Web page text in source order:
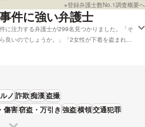
※登録弁護士数No.1調査概要へ
件に強い弁護士
に注力する弁護士が299名見つかりました。「そ
良いのでしょうか。」「2女性が下着を盗まれた
?」といった問題を抱えております。弁護士
区の弁護士や弁護士費用面を考慮して法テラス
方はリサーチしたけれど、千代田区周辺の法律事
ズにも応じることができます。弁護士の中には
かないと思いますが、まずは遠慮なくご相談くだ
事件で弁護士を探している方は本サイトに登録し
語や報酬基準などの条件を考慮して、自分に
ノ 詐欺痴漢盗撮
傷害窃盗・万引き 強盗横領交通犯罪